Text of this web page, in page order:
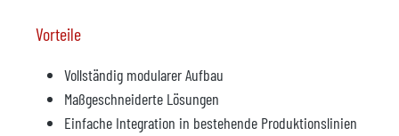
Vorteile
Vollständig modularer Aufbau
Maßgeschneiderte Lösungen
Einfache Integration in bestehende Produktionslinien